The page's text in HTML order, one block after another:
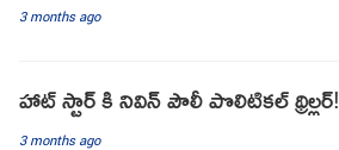
3 months ago
హాట్ స్టార్ కి నివిన్ పౌలీ పొలిటికల్ థ్రిల్లర్!
3 months ago